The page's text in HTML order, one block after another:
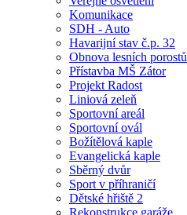
Komunikace
SDH - Auto
Havarijní stav č.p. 32
Obnova lesních porostů
Přístavba MŠ Zátor
Projekt Radost
Liniová zeleň
Sportovní areál
Sportovní ovál
Božítělová kaple
Evangelická kaple
Sběrný dvůr
Sport v příhraničí
Dětské hřiště 2
Rekonstrukce garáže